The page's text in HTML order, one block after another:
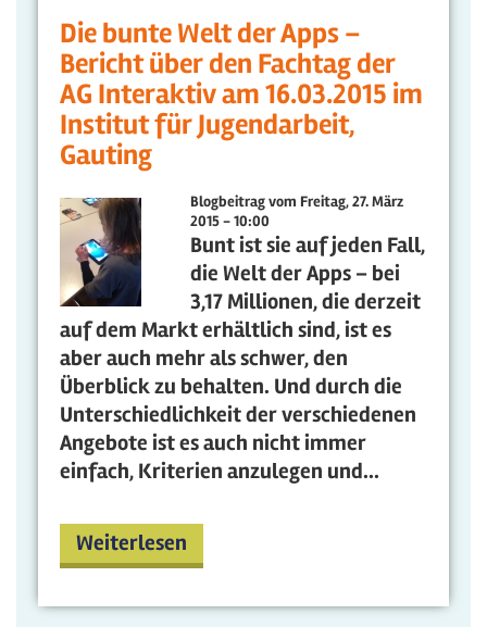
Die bunte Welt der Apps –
Bericht über den Fachtag der
AG Interaktiv am 16.03.2015 im
Institut für Jugendarbeit,
Gauting
Blogbeitrag vom Freitag, 27. März
2015 - 10:00
Bunt ist sie auf jeden Fall,
die Welt der Apps – bei
3,17 Millionen, die derzeit
auf dem Markt erhältlich sind, ist es
aber auch mehr als schwer, den
Überblick zu behalten. Und durch die
Unterschiedlichkeit der verschiedenen
Angebote ist es auch nicht immer
einfach, Kriterien anzulegen und...
Weiterlesen